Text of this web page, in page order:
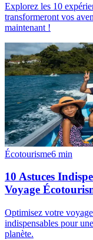
Explorez les 10
transformeront vos
maintenant !
Écotourisme6 min
10 Astuces
Voyage
Optimisez votre
indispensables pour
planète.